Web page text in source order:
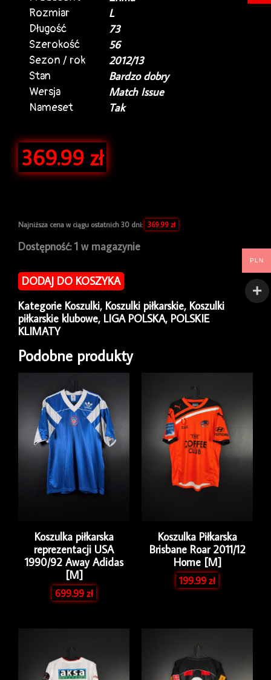
Rozmiar
L
Długość
73
Szerokość
56
Sezon / rok
2012/13
Stan
Bardzo dobry
Wersja
Match Issue
Nameset
Tak
369.99 zł
Najniższa cena w ciągu ostatnich 30 dni: 369.99 zł
Dostępność: 1 w magazynie
ilość
piłkarska
Górnik
2012/13
GK
Erima
Mateusz
Sławik
#1
Match
DODAJ DO KOSZYKA
Kategorie Koszulki, Koszulki piłkarskie, Koszulki
piłkarskie klubowe, LIGA POLSKA, POLSKIE
KLIMATY
Podobne produkty
Koszulka piłkarska
reprezentacji USA
1990/92 Away Adidas
[M]
699.99zł
Koszulka Piłkarska
Brisbane Roar 2011/12
Home [M]
199.99zł
PLN